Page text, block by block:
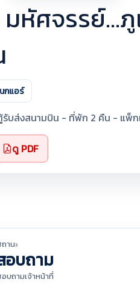
หัศจรรย์...
กแอร์
บส่งสนามบิน - ที่พัก 2 คืน - แพ็ก
ดู PDF
านะ
อบถาม
บถามเจ้าหน้าที่